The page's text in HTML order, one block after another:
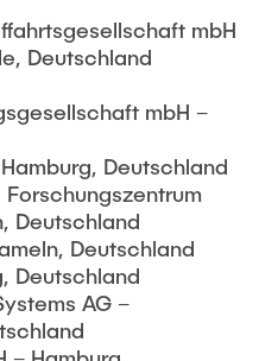
mbH
Deutschland
mbH –
Deutschland
Deutschland
Deutschland
Deutschland
AG –